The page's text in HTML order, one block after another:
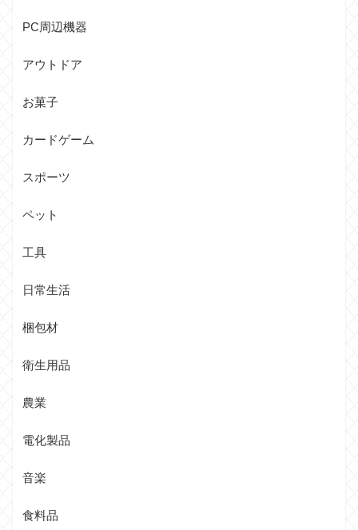
PC周辺機器
アウトドア
お菓子
カードゲーム
スポーツ
ペット
工具
日常生活
梱包材
衛生用品
農業
電化製品
音楽
食料品